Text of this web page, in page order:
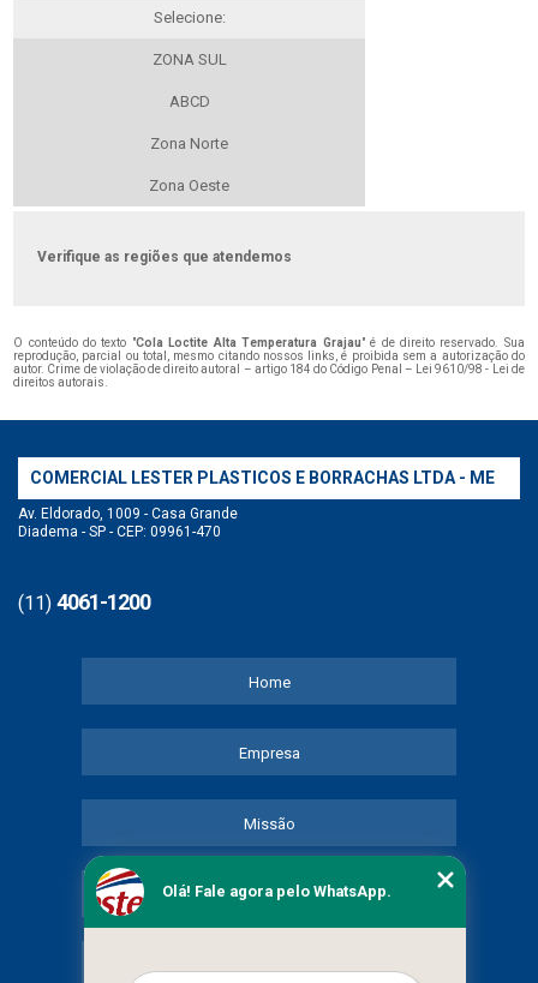
Selecione:
ZONA SUL
ABCD
Zona Norte
Zona Oeste
Verifique as regiões que atendemos
O conteúdo do texto "Cola Loctite Alta Temperatura Grajau" é de direito reservado. Sua
reprodução, parcial ou total, mesmo citando nossos links, é proibida sem a autorização do
autor. Crime de violação de direito autoral – artigo 184 do Código Penal –
Lei 9610/98 - Lei de
direitos autorais
COMERCIAL LESTER PLASTICOS E BORRACHAS LTDA - ME
Av. Eldorado, 1009 - Casa Grande
Diadema - SP - CEP: 09961-470
(11) 4061-1200
Home
Empresa
Missão
Serviços
Olá! Fale agora pelo WhatsApp.